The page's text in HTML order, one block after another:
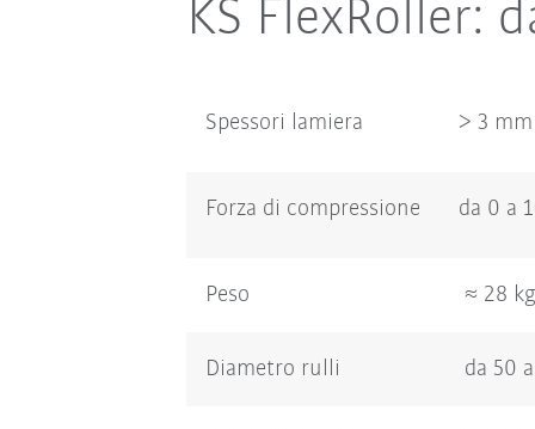
KS FlexRoller:
Spessori lamiera > 3 mm
Forza di compressione da 0 a
Peso ≈ 28 kg
Diametro rulli da 50